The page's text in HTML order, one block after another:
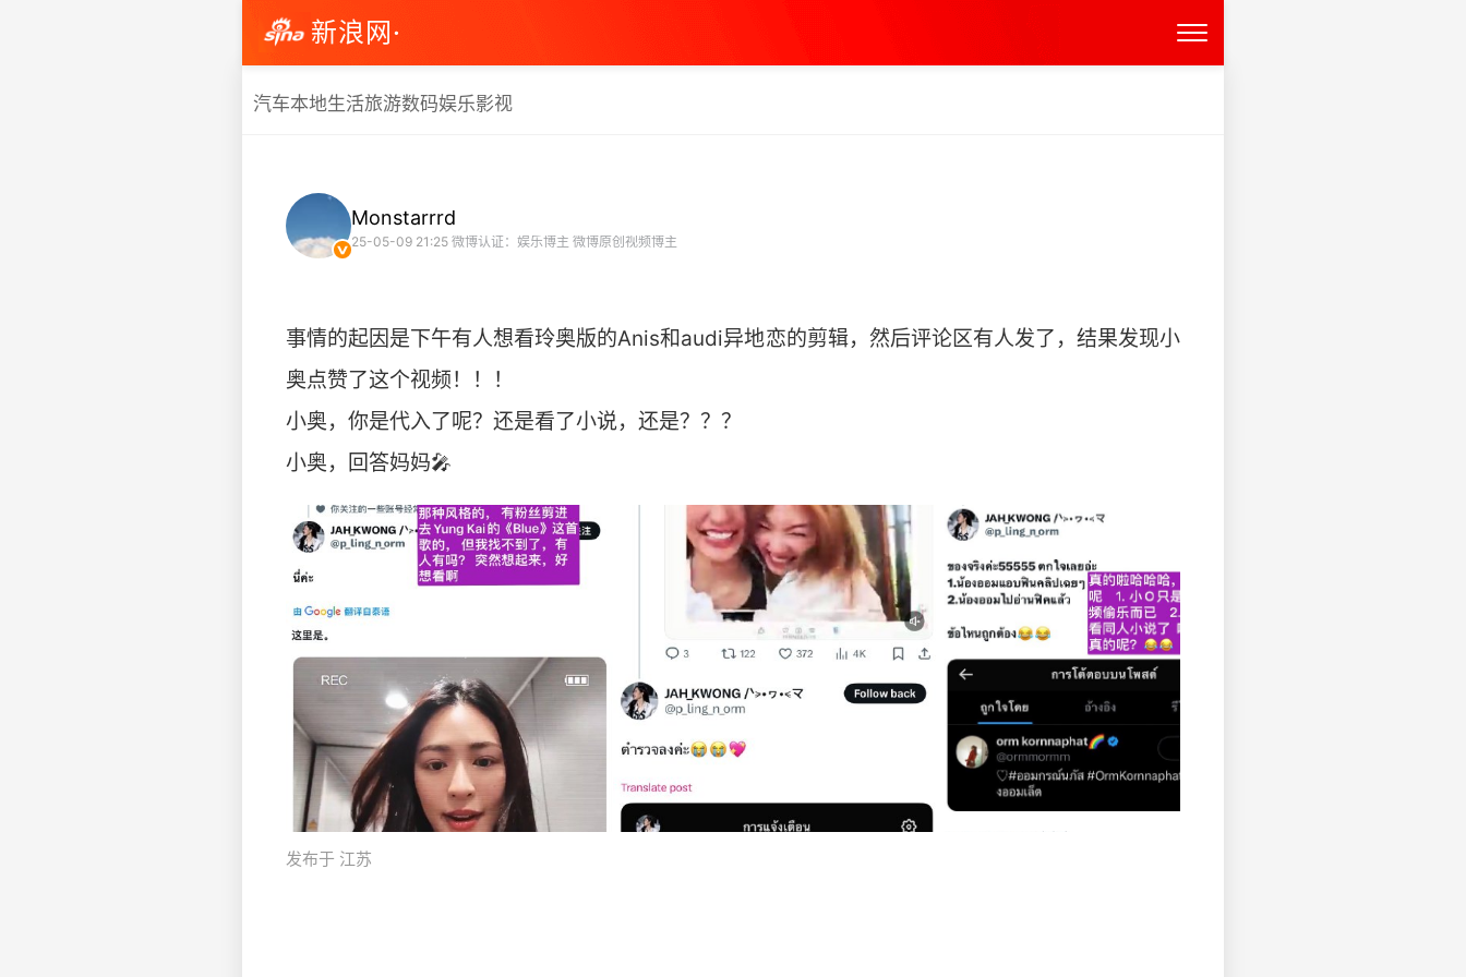
新浪网·
汽车本地生活旅游数码娱乐影视
Monstarrrd
25-05-09 21:25 微博认证：娱乐博主 微博原创视频博主
事情的起因是下午有人想看玲奥版的Anis和audi异地恋的剪辑，然后评论区有人发了，结果发现小
奥点赞了这个视频！！！
小奥，你是代入了呢？还是看了小说，还是？？？
小奥，回答妈妈🎤 ​
发布于 江苏